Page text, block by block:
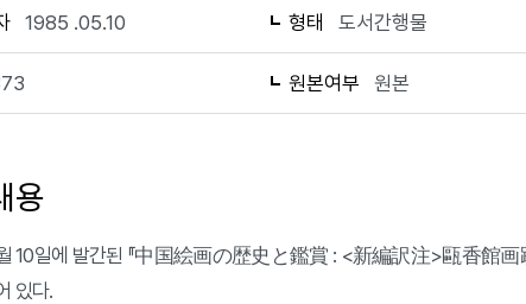
1985 .05.10 형태 도서간행물
원본여부 원본
용
10일에 발간된 『中国絵画の歴史と鑑賞 : <新編訳注>甌香館画
있다.